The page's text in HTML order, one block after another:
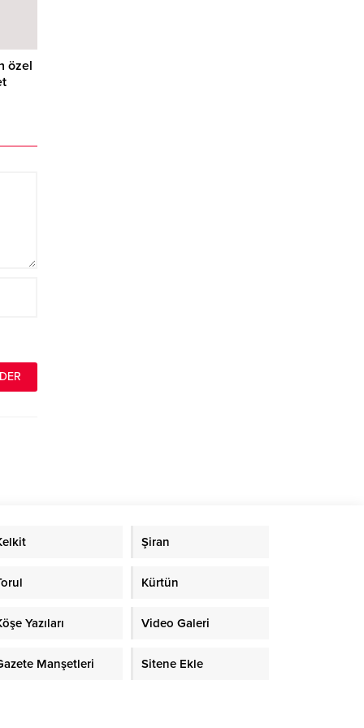
özel
Şiran
Kürtün
Yazıları Video Galeri
Manşetleri Sitene Ekle